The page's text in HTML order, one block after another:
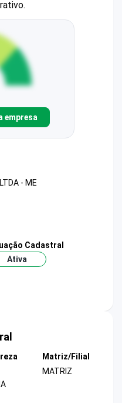
empresa
- ME
Cadastral
Ativa
Matriz/Filial
MATRIZ